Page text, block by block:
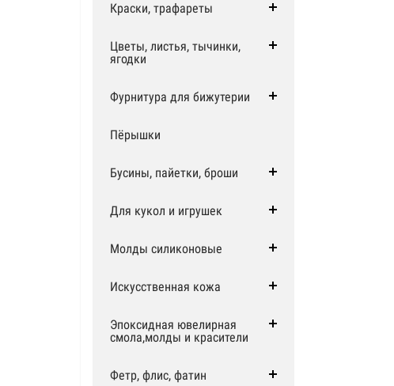
Краски, трафареты
Цветы, листья, тычинки,
ягодки
Фурнитура для бижутерии
Пёрышки
Бусины, пайетки, броши
Для кукол и игрушек
Молды силиконовые
Искусственная кожа
Эпоксидная ювелирная
смола,молды и красители
Фетр, флис, фатин